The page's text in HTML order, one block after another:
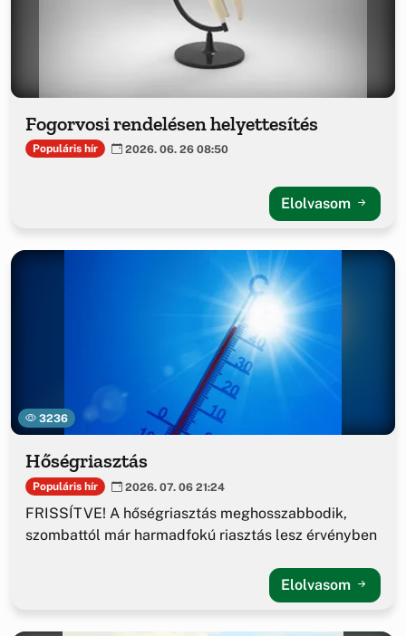
Fogorvosi rendelésen helyettesítés
Populáris hír 2026. 06. 26 08:50
Elolvasom
3236
Hőségriasztás
Populáris hír 2026. 07. 06 21:24
FRISSÍTVE! A hőségriasztás meghosszabbodik,
szombattól már harmadfokú riasztás lesz érvényben
Elolvasom